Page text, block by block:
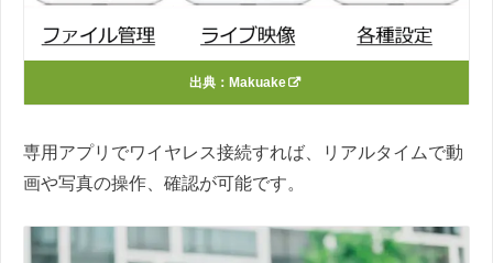
出典： Makuake
専用アプリでワイヤレス接続すれば、リアルタイムで動
画や写真の操作、確認が可能です。